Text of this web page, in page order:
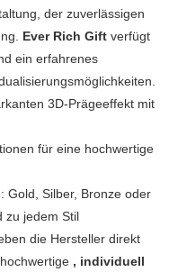
der zuverlässigen
Ever Rich Gift verfügt
ein erfahrenes
3D-Prägeeffekt mit
für eine hochwertige
: Gold, Silber, Bronze oder
zu jedem Stil
die Hersteller direkt
, individuell